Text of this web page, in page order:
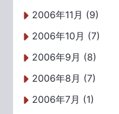
2006年11月 (9)
2006年10月 (7)
2006年9月 (8)
2006年8月 (7)
2006年7月 (1)